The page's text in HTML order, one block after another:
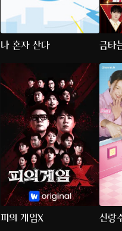
나 혼자 산다 금타
피의 게임X 신랑